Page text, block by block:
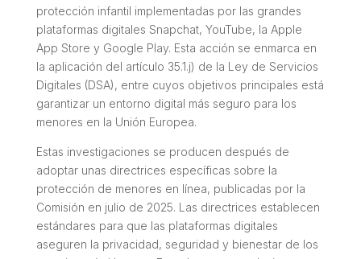
protección infantil implementadas por las grandes
plataformas digitales Snapchat, YouTube, la Apple
App Store y Google Play. Esta acción se enmarca en
la aplicación del artículo 35.1.j) de la Ley de Servicios
Digitales (DSA), entre cuyos objetivos principales está
garantizar un entorno digital más seguro para los
menores en la Unión Europea.
Estas investigaciones se producen después de
adoptar unas directrices específicas sobre la
protección de menores en línea, publicadas por la
Comisión en julio de 2025. Las directrices establecen
estándares para que las plataformas digitales
aseguren la privacidad, seguridad y bienestar de los